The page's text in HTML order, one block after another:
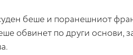
беше и поранешниот
обвинет по други основи,